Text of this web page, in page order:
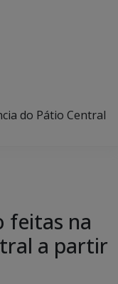
do Pátio Central
feitas na
a partir